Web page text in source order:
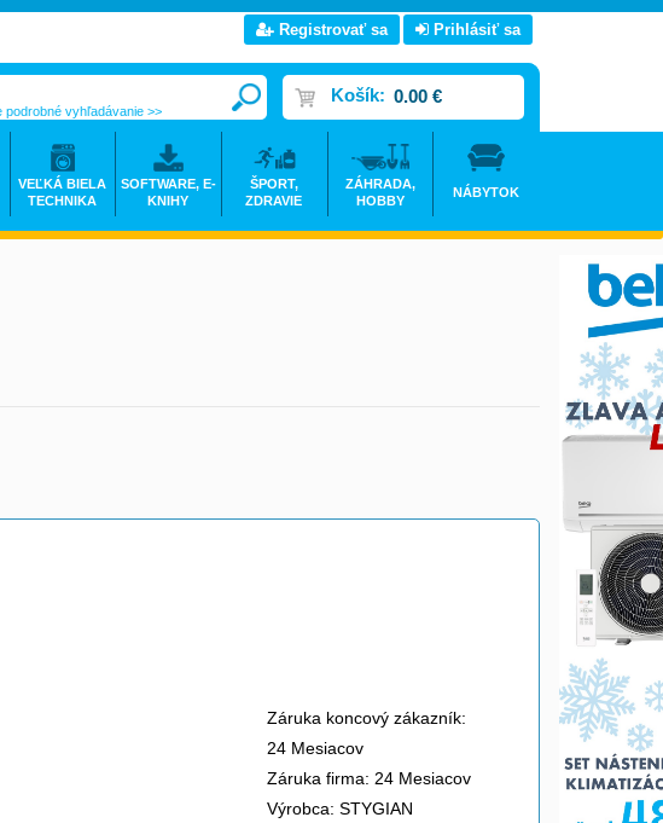
Záruka koncový zákazník:
24 Mesiacov
Záruka firma: 24 Mesiacov
Výrobca: STYGIAN
Registrovať sa Prihlásiť sa
Košík: 0.00 €
podrobné vyhľadávanie >>
VEĽKÁ BIELA
TECHNIKA
SOFTWARE, E-
KNIHY
ŠPORT,
ZDRAVIE
ZÁHRADA,
HOBBY
NÁBYTOK